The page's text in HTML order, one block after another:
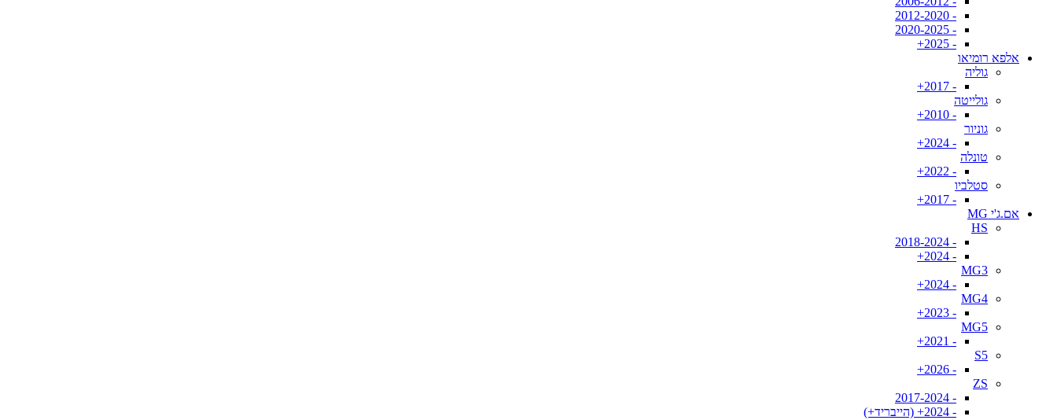
- 2012-2020
- 2020-2025
- 2025+
אלפא רומיאו
גוליה
- 2017+
גולייטה
- 2010+
גוניור
- 2024+
טונלה
- 2022+
סטלביו
- 2017+
אם.ג'י MG
HS
- 2018-2024
- 2024+
MG3
- 2024+
MG4
- 2023+
MG5
- 2021+
S5
- 2026+
ZS
- 2017-2024
- 2024+ (הייבריד+)